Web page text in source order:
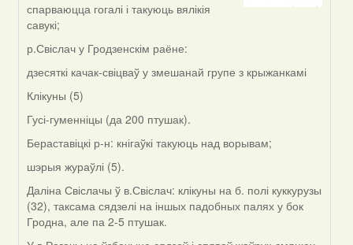
by
svyat08
спарваюцца гогалі і такуюць вялікія
савукі;
р.Свіслач у Гродзенскім раёне:
дзесяткі качак-свіцваў у змешанай групе з крыжанкамі
Клікуны (5)
Гусі-гуменніцы (да 200 птушак).
Бераставіцкі р-н: кнігаўкі такуюць над ворывам;
шэрыя жураўлі (5).
Даліна Свіслачы ў в.Свіслач: клікуны на б. полі куккурузы
(32), таксама сядзелі на іншых падобных палях у бок
Гродна, але па 2-5 птушак.